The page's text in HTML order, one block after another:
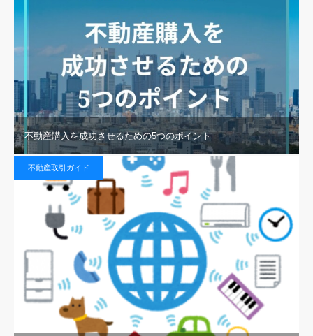
不動産購入を成功させるための5つのポイント
不動産取引ガイド